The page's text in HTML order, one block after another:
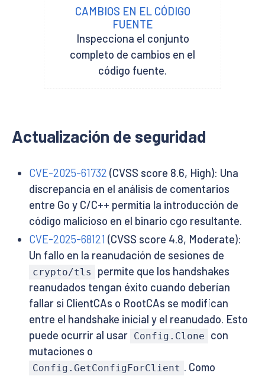
CAMBIOS EN EL CÓDIGO
FUENTE
Inspecciona el conjunto
completo de cambios en el
código fuente.
Actualización de seguridad
CVE-2025-61732 (CVSS score 8.6, High): Una
discrepancia en el análisis de comentarios
entre Go y C/C++ permitía la introducción de
código malicioso en el binario cgo resultante.
CVE-2025-68121 (CVSS score 4.8, Moderate):
Un fallo en la reanudación de sesiones de
crypto/tls
permite que los handshakes
reanudados tengan éxito cuando deberían
fallar si ClientCAs o RootCAs se modifican
entre el handshake inicial y el reanudado. Esto
puede ocurrir al usar Config.Clone
con
mutaciones o
Config.GetConfigForClient . Como